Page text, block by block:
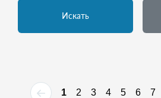
Искать
1 2 3 4 5 6 7